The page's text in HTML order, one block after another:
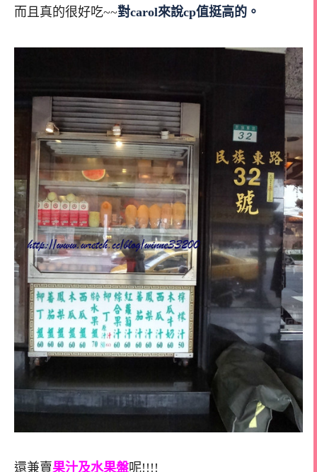
而且真的很好吃~~對carol來說cp值挺高的。
還兼賣果汁及水果盤呢!!!!